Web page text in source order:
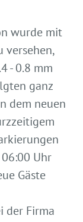
wurde mit
versehen,
- 0.8 mm
ganz
dem neuen
Uhr
Gäste
der Firma